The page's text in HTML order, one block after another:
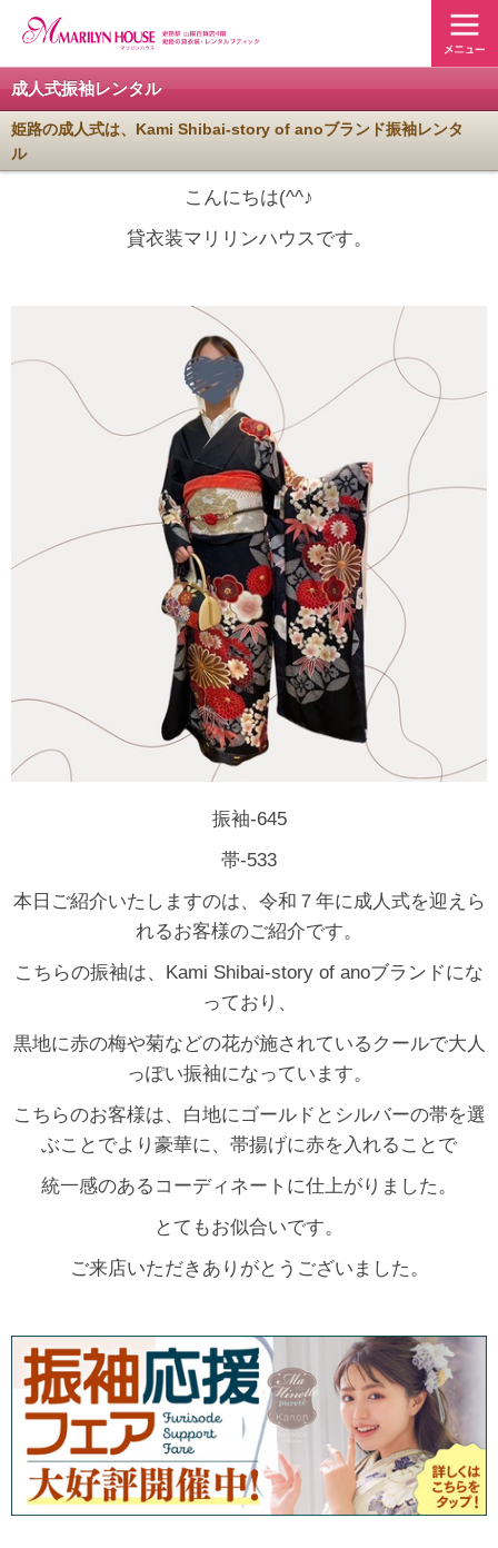
成人式振袖レンタル
姫路の成人式は、Kami Shibai-story of anoブランド振袖レンタ
ル
こんにちは(^^♪
貸衣装マリリンハウスです。
振袖-645
帯-533
本日ご紹介いたしますのは、令和７年に成人式を迎えら
れるお客様のご紹介です。
こちらの振袖は、Kami Shibai-story of anoブランドにな
っており、
黒地に赤の梅や菊などの花が施されているクールで大人
っぽい振袖になっています。
こちらのお客様は、白地にゴールドとシルバーの帯を選
ぶことでより豪華に、帯揚げに赤を入れることで
統一感のあるコーディネートに仕上がりました。
とてもお似合いです。
ご来店いただきありがとうございました。